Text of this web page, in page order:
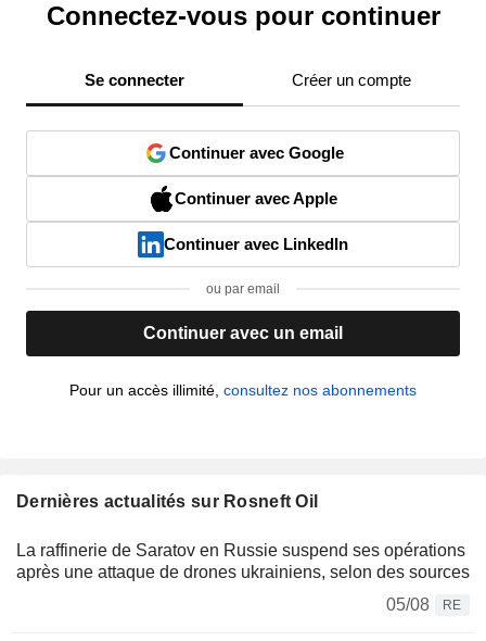
Connectez-vous pour continuer
Se connecter Créer un compte
Continuer avec Google
Continuer avec Apple
Continuer avec LinkedIn
ou par email
Continuer avec un email
Pour un accès illimité, consultez nos abonnements
Dernières actualités sur Rosneft Oil
La raffinerie de Saratov en Russie suspend ses opérations
après une attaque de drones ukrainiens, selon des sources
05/08
RE